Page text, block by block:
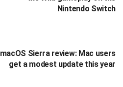
Nintendo Switch
macOS Sierra review: Mac users
get a modest update this year